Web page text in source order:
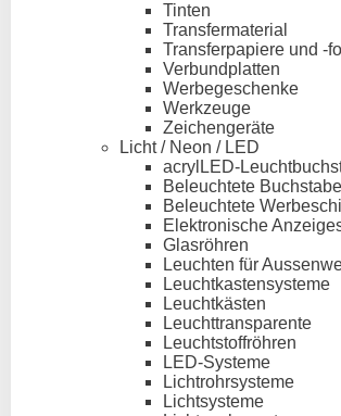
Tinten
Transfermaterial
Transferpapiere und -
Verbundplatten
Werbegeschenke
Werkzeuge
Zeichengeräte
Licht / Neon / LED
acrylLED-
Beleuchtete
Beleuchtete
Elektronische
Glasröhren
Leuchten für
Leuchtkastensysteme
Leuchtkästen
Leuchttransparente
Leuchtstoffröhren
LED-Systeme
Lichtrohrsysteme
Lichtsysteme